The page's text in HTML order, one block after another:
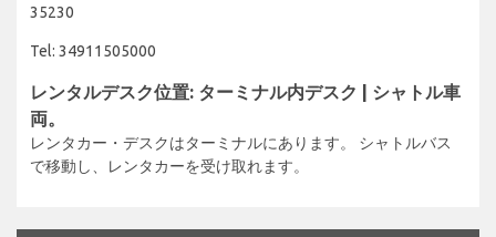
35230
Tel: 34911505000
レンタルデスク位置: ターミナル内デスク | シャトル車
両。
レンタカー・デスクはターミナルにあります。 シャトルバス
で移動し、レンタカーを受け取れます。